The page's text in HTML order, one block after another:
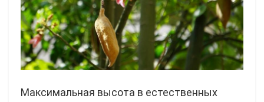
Максимальная высота в естественных